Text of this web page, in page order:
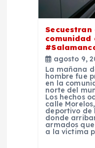
Secuestran
comunidad
agosto 9,
La mañana
hombre fue
en la
norte del
Los hechos
calle
deportivo de
donde
armados
a la víctima